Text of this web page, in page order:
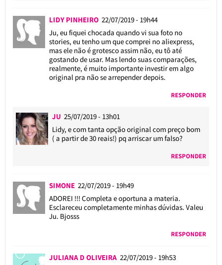
LIDY PINHEIRO 22/07/2019 - 19h44
Ju, eu fiquei chocada quando vi sua foto no
stories, eu tenho um que comprei no aliexpress,
mas ele não é grotesco assim não, eu tô até
gostando de usar. Mas lendo suas comparações,
realmente, é muito importante investir em algo
original pra não se arrepender depois.
RESPONDER
JU 25/07/2019 - 13h01
Lidy, e com tanta opção original com preço bom
( a partir de 30 reais!) pq arriscar um falso?
RESPONDER
SIMONE 22/07/2019 - 19h49
ADOREI !!! Completa e oportuna a materia.
Esclareceu completamente minhas dúvidas. Valeu
Ju. Bjosss
RESPONDER
JULIANA D OLIVEIRA 22/07/2019 - 19h53